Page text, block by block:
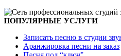
ПОПУЛЯРНЫЕ УСЛУГИ
Записать песню в студии
Аранжировка песни на заказ